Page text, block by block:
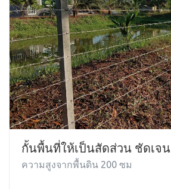
กั้นพื้นที่ให้เป็นสัดส่วน ชัดเจน
ความสูงจากพื้นดิน 200 ซม